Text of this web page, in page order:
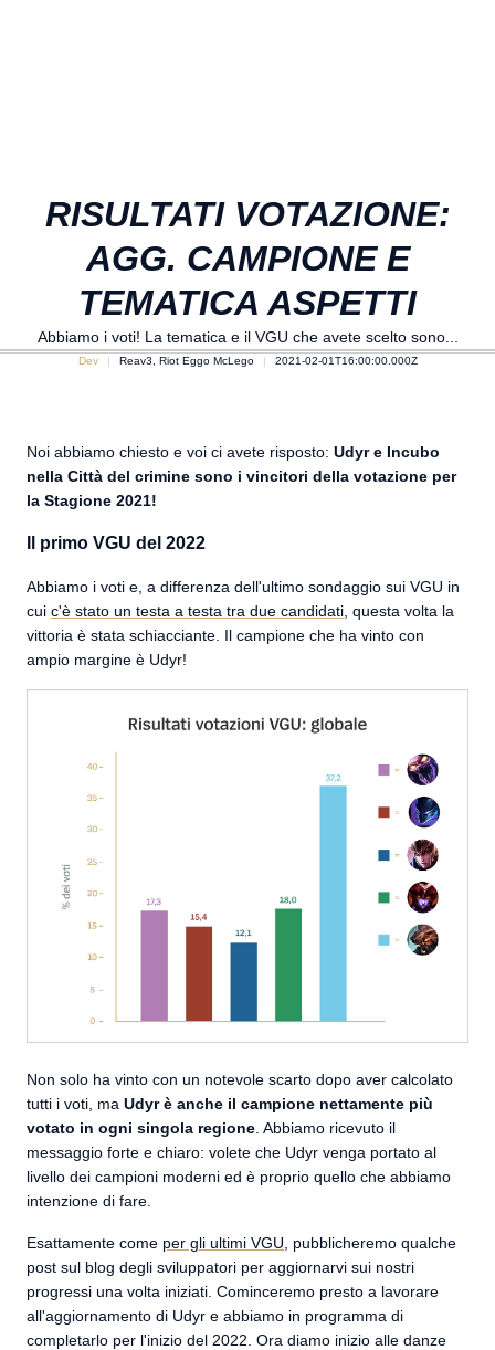
RISULTATI VOTAZIONE:
AGG. CAMPIONE E
TEMATICA ASPETTI
Abbiamo i voti! La tematica e il VGU che avete scelto sono...
Dev Reav3, Riot Eggo McLego 2021-02-01T16:00:00.000Z
Noi abbiamo chiesto e voi ci avete risposto: Udyr e Incubo
nella Città del crimine sono i vincitori della votazione per
la Stagione 2021!
Il primo VGU del 2022
Abbiamo i voti e, a differenza dell'ultimo sondaggio sui VGU in
cui c'è stato un testa a testa tra due candidati , questa volta la
vittoria è stata schiacciante. Il campione che ha vinto con
ampio margine è Udyr!
Non solo ha vinto con un notevole scarto dopo aver calcolato
tutti i voti, ma Udyr è anche il campione nettamente più
votato in ogni singola regione . Abbiamo ricevuto il
messaggio forte e chiaro: volete che Udyr venga portato al
livello dei campioni moderni ed è proprio quello che abbiamo
intenzione di fare.
Esattamente come per gli ultimi VGU , pubblicheremo qualche
post sul blog degli sviluppatori per aggiornarvi sui nostri
progressi una volta iniziati. Cominceremo presto a lavorare
all'aggiornamento di Udyr e abbiamo in programma di
completarlo per l'inizio del 2022. Ora diamo inizio alle danze